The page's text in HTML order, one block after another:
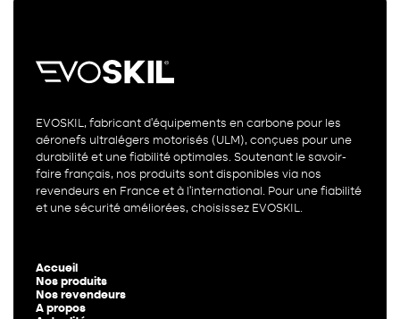
EVOSKIL, fabricant d'équipements en carbone pour les
aéronefs ultralégers motorisés (ULM), conçues pour une
durabilité et une fiabilité optimales. Soutenant le savoir-
faire français, nos produits sont disponibles via nos
revendeurs en France et à l’international. Pour une fiabilité
et une sécurité améliorées, choisissez EVOSKIL.
Accueil
Nos produits
Nos revendeurs
A propos